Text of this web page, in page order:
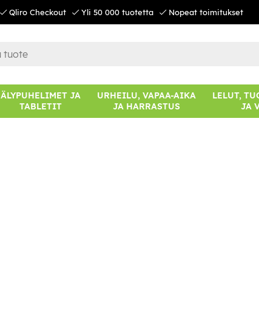
Qliro Checkout Yli 50 000 tuotetta Nopeat toimitukset
ÄLYPUHELIMET JA
TABLETIT
URHEILU, VAPAA-AIKA
JA HARRASTUS
LELUT,
JA